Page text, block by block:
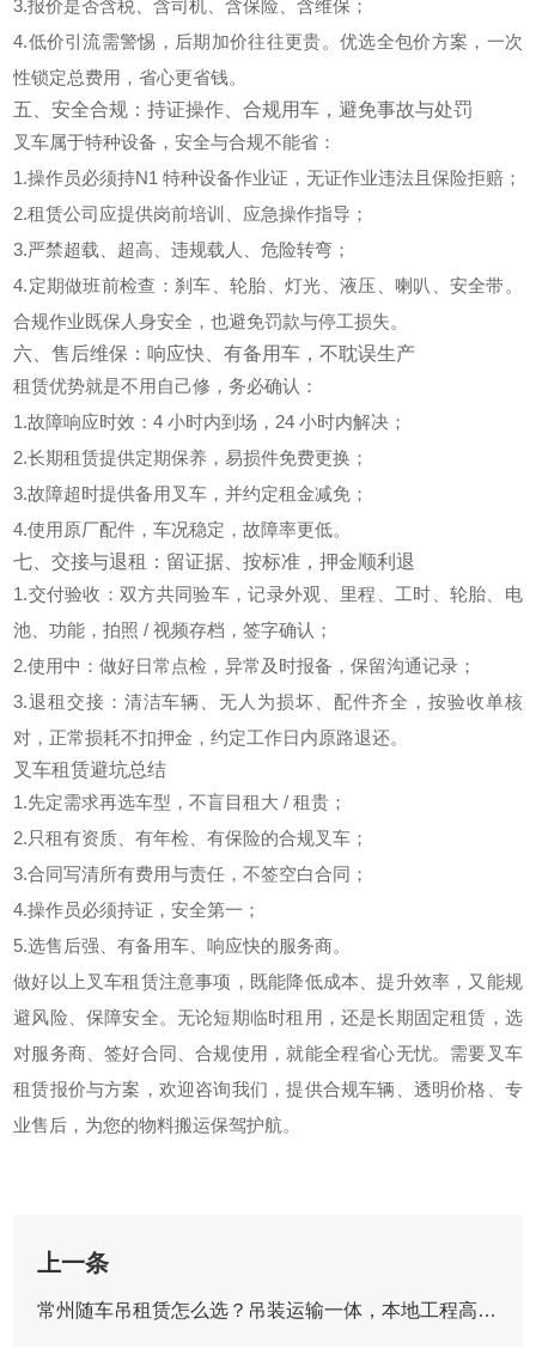
3.报价是否含税、含司机、含保险、含维保 ；
4.低价引流需警惕，后期加价往往更贵。优选全包价方案，一次
性锁定总费用，省心更省钱。
五、安全合规：持证操作、合规用车，避免事故与处罚
叉车属于特种设备，安全与合规不能省：
1.操作员必须持N1 特种设备作业证 ，无证作业违法且保险拒赔；
2.租赁公司应提供岗前培训、应急操作指导；
3.严禁超载、超高、违规载人、危险转弯；
4.定期做班前检查：刹车、轮胎、灯光、液压、喇叭、安全带。
合规作业既保人身安全，也避免罚款与停工损失。
六、售后维保：响应快、有备用车，不耽误生产
租赁优势就是不用自己修 ，务必确认：
1.故障响应时效：4 小时内到场 ，24 小时内解决；
2.长期租赁提供定期保养，易损件免费更换；
3.故障超时提供备用叉车 ，并约定租金减免；
4.使用原厂配件，车况稳定，故障率更低。
七、交接与退租：留证据、按标准，押金顺利退
1.交付验收 ：双方共同验车，记录外观、里程、工时、轮胎、电
池、功能，拍照 / 视频存档，签字确认；
2.使用中 ：做好日常点检，异常及时报备，保留沟通记录；
3.退租交接 ：清洁车辆、无人为损坏、配件齐全，按验收单核
对，正常损耗不扣押金，约定工作日内原路退还。
叉车租赁避坑总结
1.先定需求再选车型，不盲目租大 / 租贵；
2.只租有资质、有年检、有保险的合规叉车；
3.合同写清所有费用与责任，不签空白合同；
4.操作员必须持证，安全第一；
5.选售后强、有备用车、响应快的服务商。
做好以上叉车租赁注意事项，既能降低成本、提升效率 ，又能规
避风险、保障安全。无论短期临时租用，还是长期固定租赁，选
对服务商、签好合同、合规使用，就能全程省心无忧。需要叉车
租赁报价与方案，欢迎咨询我们，提供合规车辆、透明价格、专
业售后，为您的物料搬运保驾护航。
上一条
常州随车吊租赁怎么选？吊装运输一体，本地工程高效省心